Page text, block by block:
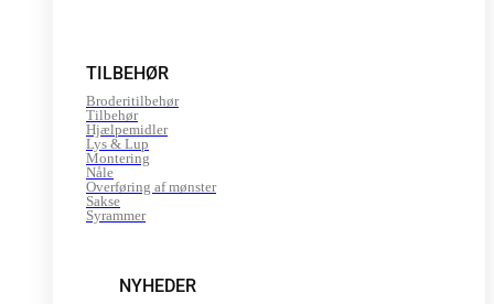
TILBEHØR
Broderitilbehør
Tilbehør
Hjælpemidler
Lys & Lup
Montering
Nåle
Overføring af mønster
Sakse
Syrammer
NYHEDER